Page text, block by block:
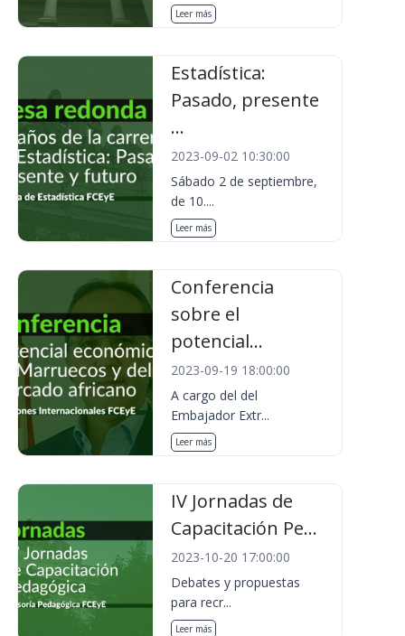
Leer más
Estadística:
Pasado, presente
...
2023-09-02 10:30:00
Sábado 2 de septiembre,
de 10....
Leer más
Conferencia
sobre el
potencial...
2023-09-19 18:00:00
A cargo del del
Embajador Extr...
Leer más
IV Jornadas de
Capacitación Pe...
2023-10-20 17:00:00
Debates y propuestas
para recr...
Leer más